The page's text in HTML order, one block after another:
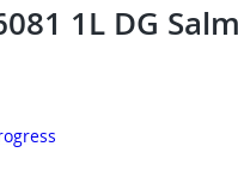
1L DG